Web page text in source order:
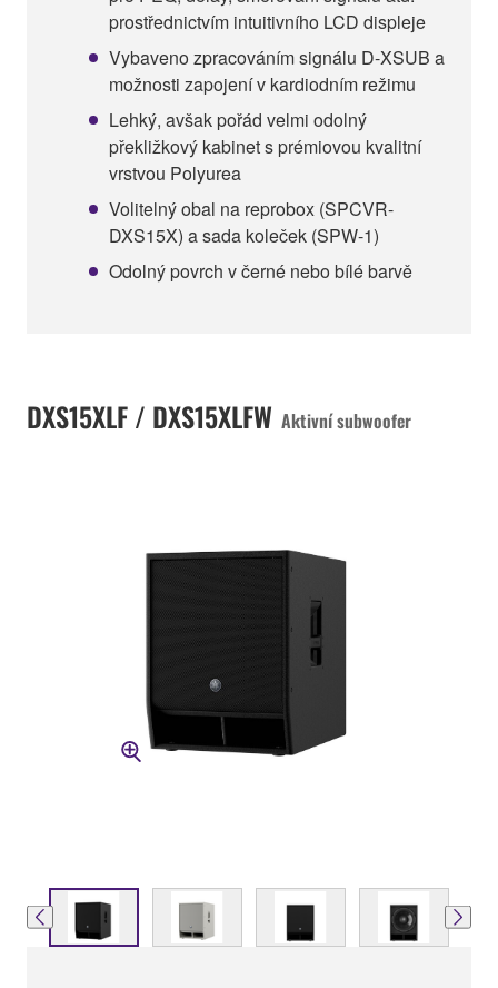
prostřednictvím intuitivního LCD displeje
Vybaveno zpracováním signálu D-XSUB a
možnosti zapojení v kardiodním režimu
Lehký, avšak pořád velmi odolný
překližkový kabinet s prémiovou kvalitní
vrstvou Polyurea
Volitelný obal na reprobox (SPCVR-
DXS15X) a sada koleček (SPW-1)
Odolný povrch v černé nebo bílé barvě
DXS15XLF / DXS15XLFW Aktivní subwoofer